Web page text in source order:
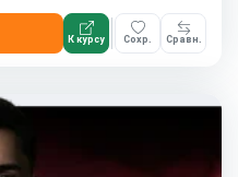
К курсу Сохр. Сравн.